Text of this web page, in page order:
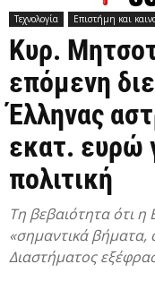
Τεχνολογία Επιστήμη και
Κυρ.
επόμενη
Έλληνας
εκατ. ευρώ
πολιτική
Τη βεβαιότητα ότι η
«σημαντικά βήματα,
Διαστήματος